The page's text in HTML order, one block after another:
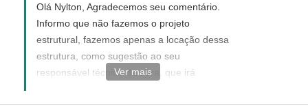
Olá Nylton, Agradecemos seu comentário.
Informo que não fazemos o projeto
estrutural, fazemos apenas a locação dessa
estrutura, como sugestão ao seu
responsável técnico da obra, que irá
terreno.
Ver mais